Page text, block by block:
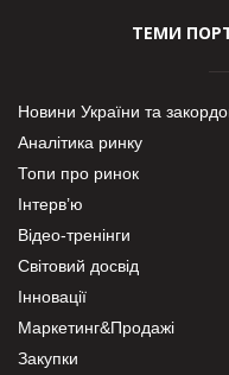
ТЕМИ
Новини України та
Аналітика ринку
Топи про ринок
Інтерв’ю
Відео-тренінги
Світовий досвід
Інновації
Маркетинг&Продажі
Закупки